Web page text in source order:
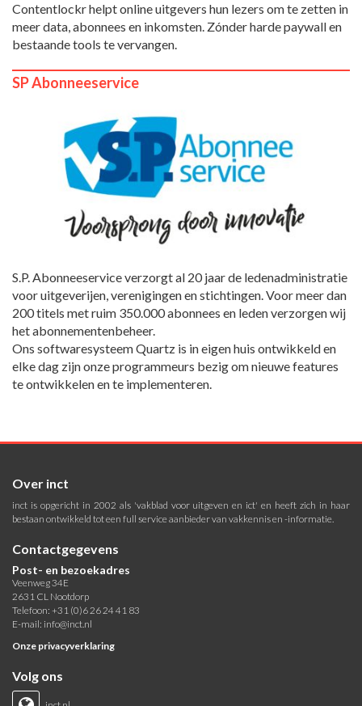
Contentlockr helpt online uitgevers hun lezers om te zetten in
meer data, abonnees en inkomsten. Zónder harde paywall en
bestaande tools te vervangen.
SP Abonneeservice
S.P. Abonneeservice verzorgt al 20 jaar de ledenadministratie
voor uitgeverijen, verenigingen en stichtingen. Voor meer dan
200 titels met ruim 350.000 abonnees en leden verzorgen wij
het abonnementenbeheer.
Ons softwaresysteem Quartz is in eigen huis ontwikkeld en
elke dag zijn onze programmeurs bezig om nieuwe features
te ontwikkelen en te implementeren.
Over inct
inct is opgericht in 2002 als 'vakblad voor uitgeven en ict' en heeft zich in haar
bestaan ontwikkeld tot een full service aanbieder van vakkennis en -informatie.
Contactgegevens
Post- en bezoekadres
Veenweg 34E
2631 CL Nootdorp
Telefoon: +31 (0)6 26 24 41 83
E-mail: info@inct.nl
Onze privacyverklaring
Volg ons